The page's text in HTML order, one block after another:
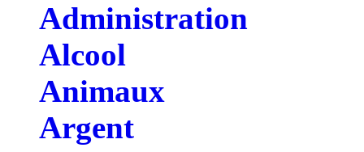
Administration
Alcool
Animaux
Argent